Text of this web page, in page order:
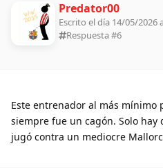
Predator00
Escrito el día 14/05/2026
Respuesta #6
Este entrenador al más mínimo
siempre fue un cagón. Solo
jugó contra un mediocre